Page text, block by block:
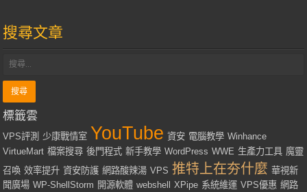
搜尋文章
標籤雲
VPS評測 少康戰情室 YouTube 資安 電腦教學 Winhance
VirtueMart 檔案搜尋 後門程式 新手教學 WordPress WWE 生產力工具 魔靈
召喚 效率提升 資安防護 網路酸辣湯 VPS 推特上在夯什麼 華視新
聞廣場 WP-ShellStorm 開源軟體 webshell XPipe 系統維運 VPS優惠 網路